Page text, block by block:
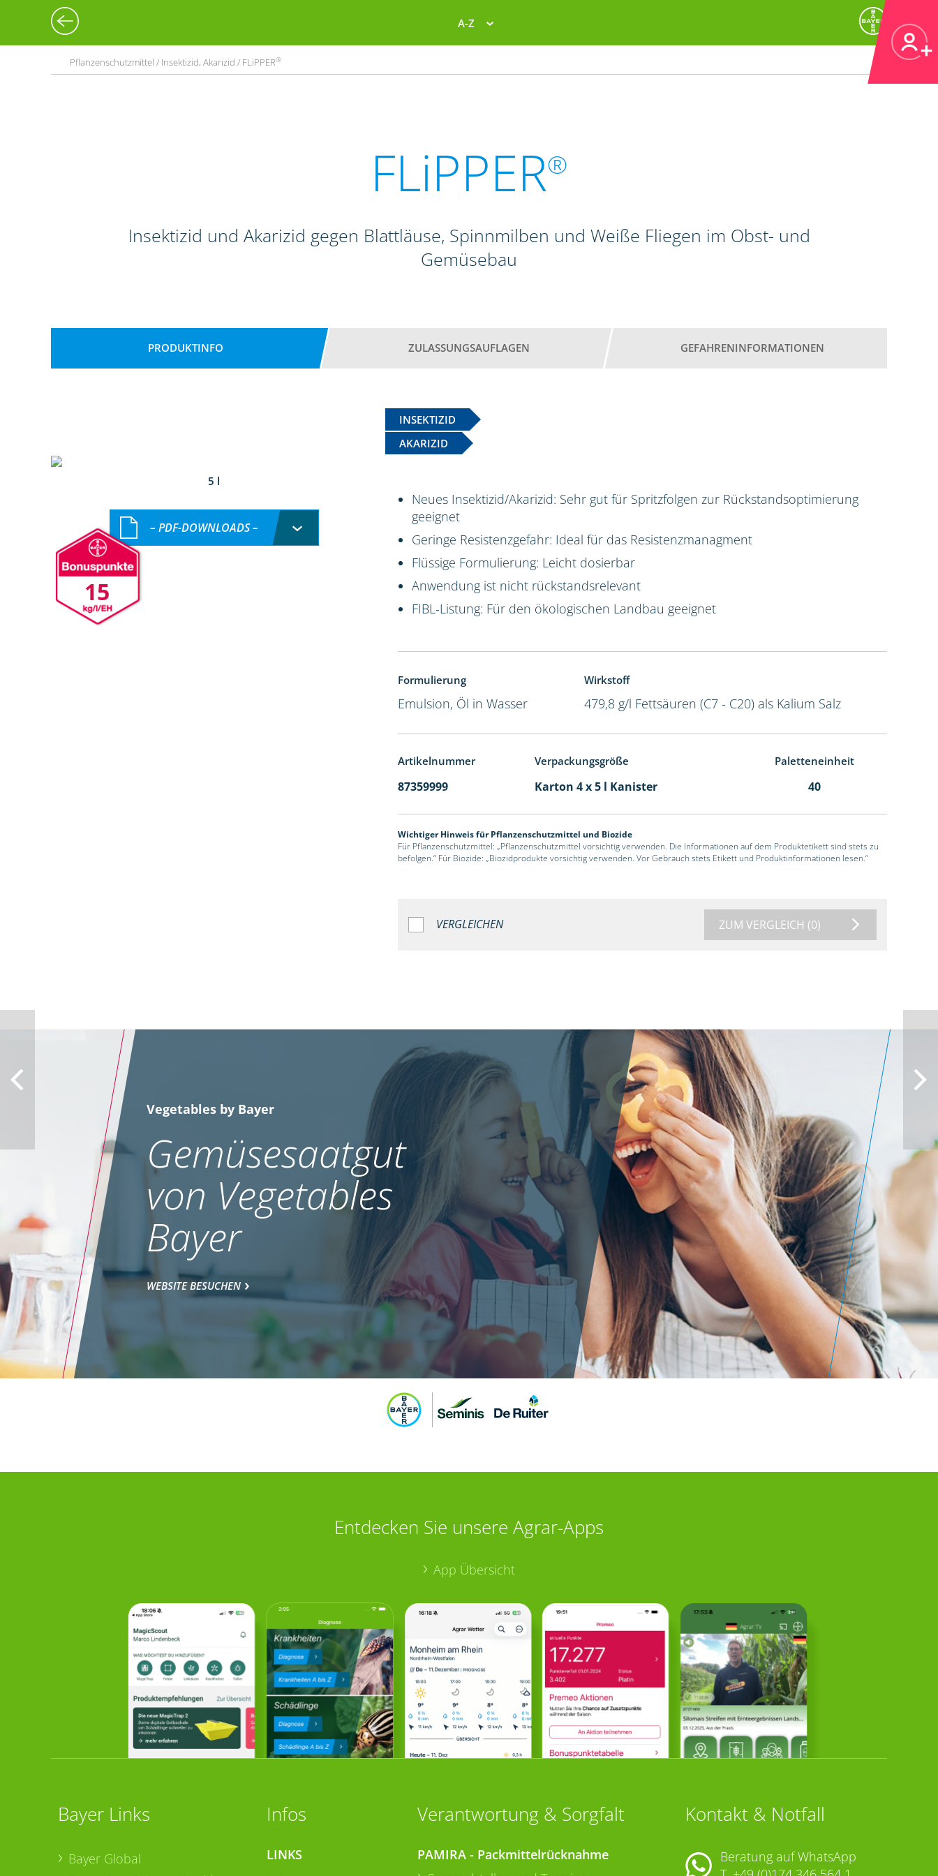
A-Z
Pflanzenschutzmittel / Insektizid, Akarizid / FLiPPER®
FLiPPER®
Insektizid und Akarizid gegen Blattläuse, Spinnmilben und Weiße Fliegen im Obst- und
Gemüsebau
PRODUKTINFO ZULASSUNGSAUFLAGEN GEFAHRENINFORMATIONEN
INSEKTIZID
AKARIZID
5 l
15
– PDF-DOWNLOADS –
Neues Insektizid/Akarizid: Sehr gut für Spritzfolgen zur Rückstandsoptimierung
geeignet
Geringe Resistenzgefahr: Ideal für das Resistenzmanagment
Flüssige Formulierung: Leicht dosierbar
Anwendung ist nicht rückstandsrelevant
FIBL-Listung: Für den ökologischen Landbau geeignet
Formulierung
Emulsion, Öl in Wasser
Wirkstoff
479,8 g/l Fettsäuren (C7 - C20) als Kalium Salz
Artikelnummer Verpackungsgröße Paletteneinheit
87359999 Karton 4 x 5 l Kanister 40
Wichtiger Hinweis für Pflanzenschutzmittel und Biozide
Für Pflanzenschutzmittel: „Pflanzenschutzmittel vorsichtig verwenden. Die Informationen auf dem Produktetikett sind stets zu
befolgen.“ Für Biozide: „Biozidprodukte vorsichtig verwenden. Vor Gebrauch stets Etikett und Produktinformationen lesen.“
VERGLEICHEN ZUM VERGLEICH (0)
Vegetables by Bayer
Gemüsesaatgut
von Vegetables
Bayer
WEBSITE BESUCHEN
Entdecken Sie unsere Agrar-Apps
App Übersicht
Bayer Links
Bayer Global
Infos
LINKS
Verantwortung & Sorgfalt
PAMIRA - Packmittelrücknahme
Kontakt & Notfall
Beratung auf WhatsApp